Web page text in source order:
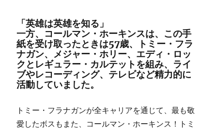
「英雄は英雄を知る」
一方、コールマン・ホーキンスは、この手
紙を受け取ったときは57歳、トミー・フラ
ナガン、メジャー・ホリー、エディ・ロッ
クとレギュラー・カルテットを組み、ライ
ブやレコーディング、テレビなど精力的に
活動していました。
トミー・フラナガンが全キャリアを通じて、最も敬
愛したボスもまた、コールマン・ホーキンス！トミ